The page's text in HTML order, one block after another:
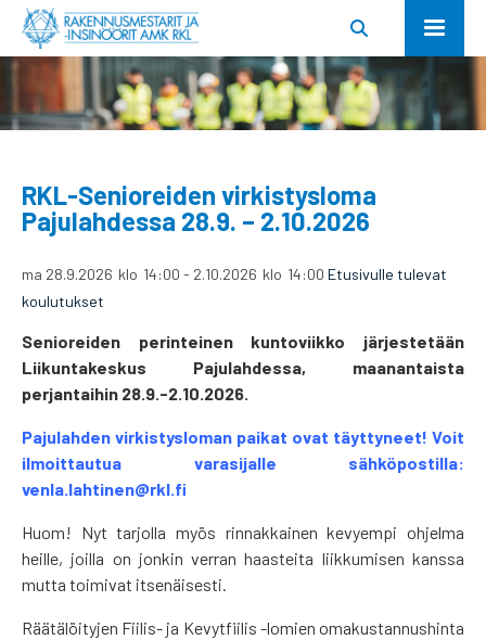
RKL-Senioreiden virkistysloma
Pajulahdessa 28.9. – 2.10.2026
ma 28.9.2026 klo 14:00 - 2.10.2026 klo 14:00 Etusivulle tulevat
koulutukset
Senioreiden perinteinen kuntoviikko järjestetään
Liikuntakeskus Pajulahdessa, maanantaista
perjantaihin 28.9.-2.10.2026.
Pajulahden virkistysloman paikat ovat täyttyneet! Voit
ilmoittautua varasijalle sähköpostilla:
venla.lahtinen@rkl.fi
Huom! Nyt tarjolla myös rinnakkainen kevyempi ohjelma
heille, joilla on jonkin verran haasteita liikkumisen kanssa
mutta toimivat itsenäisesti.
Räätälöityjen Fiilis- ja Kevytfiilis -lomien omakustannushinta